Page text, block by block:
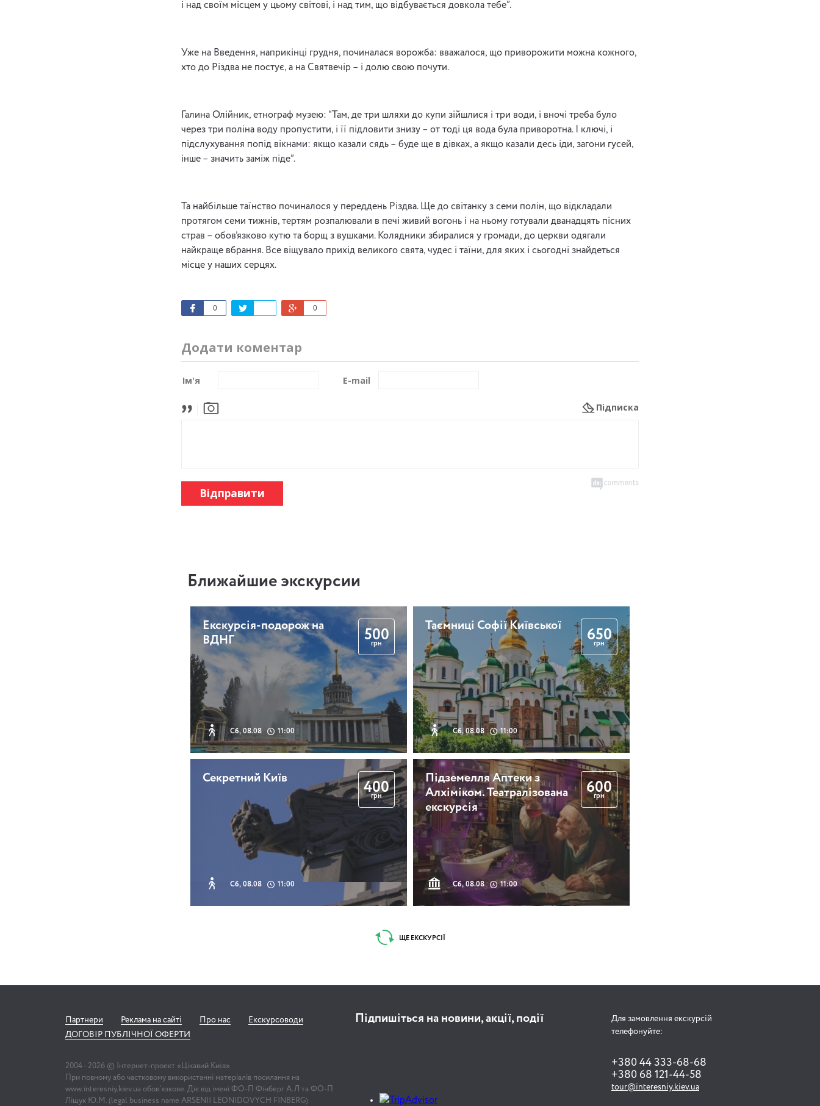
і над своїм місцем у цьому світові, і над тим, що відбувається довкола тебе”.
Уже на Введення, наприкінці грудня, починалася ворожба: вважалося, що приворожити можна кожного,
хто до Різдва не постує, а на Святвечір – і долю свою почути.
Галина Олійник, етнограф музею: “Там, де три шляхи до купи зійшлися і три води, і вночі треба було
через три поліна воду пропустити, і її підловити знизу – от тоді ця вода була приворотна. І ключі, і
підслухування попід вікнами: якщо казали сядь – буде ще в дівках, а якщо казали десь іди, загони гусей,
інше – значить заміж піде”.
Та найбільше таїнство починалося у переддень Різдва. Ще до світанку з семи полін, що відкладали
протягом семи тижнів, тертям розпалювали в печі живий вогонь і на ньому готували дванадцять пісних
страв – обов’язково кутю та борщ з вушками. Колядники збиралися у громади, до церкви одягали
найкраще вбрання. Все віщувало прихід великого свята, чудес і таїни, для яких і сьогодні знайдеться
місце у наших серцях.
0 0
Додати коментар
Ім'я E-mail
Підписка
Відправити
Ближайшие экскурсии
Екскурсія-подорож на
ВДНГ
Сб, 08.08 11:00
500
грн
Таємниці Софії Київської
Сб, 08.08 11:00
650
грн
Секретний Київ
Сб, 08.08 11:00
400
грн
Підземелля Аптеки з
Алхіміком. Театралізована
екскурсія
Сб, 08.08 11:00
600
грн
ЩЕ ЕКСКУРСІЇ
Партнери Реклама на сайті Про нас
Екскурсоводи
ДОГОВІР ПУБЛІЧНОЇ ОФЕРТИ
2004 - 2026 © Інтернет-проект «Цікавий Київ»
При повному або частковому використанні матеріалів посилання на
www.interesniy.kiev.ua обов'язкове. Діє від імені ФО-П Фінберг А.Л та ФО-П
Ліщук Ю.М. (legal business name ARSENII LEONIDOVYCH FINBERG)
Підпишіться на новини, акції, події
Для замовлення екскурсій
телефонуйте:
+380 44 333-68-68
+380 68 121-44-58
tour@interesniy.kiev.ua